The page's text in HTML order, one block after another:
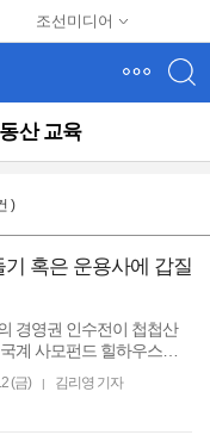
조선미디어
산 교육
)
혹은 운용사에 갑질
경영권 인수전이 첩첩산
계 사모펀드 힐하우스인
대응을 예고했다. 이에
(금) 김리영 기자